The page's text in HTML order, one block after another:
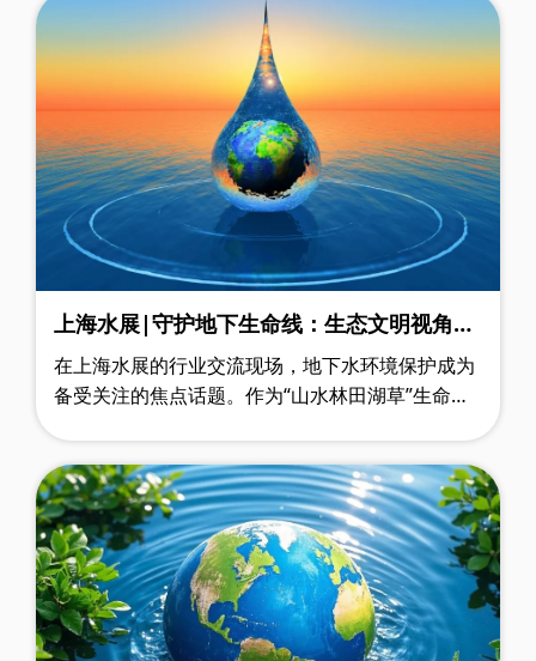
上海水展|守护地下生命线：生态文明视角下
的地下水保护新路径
在上海水展的行业交流现场，地下水环境保护成为
备受关注的焦点话题。作为“山水林田湖草”生命共